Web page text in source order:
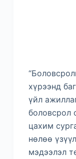
хүрээнд
үйл
боловсрол
цахим
нөлөө
мэдээлэл